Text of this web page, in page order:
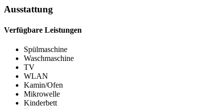
Ausstattung
Verfügbare Leistungen
Spülmaschine
Waschmaschine
TV
WLAN
Kamin/Ofen
Mikrowelle
Kinderbett